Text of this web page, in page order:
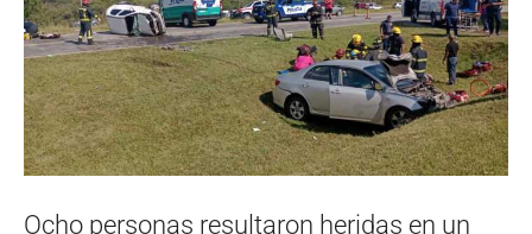
Ocho personas resultaron heridas en un